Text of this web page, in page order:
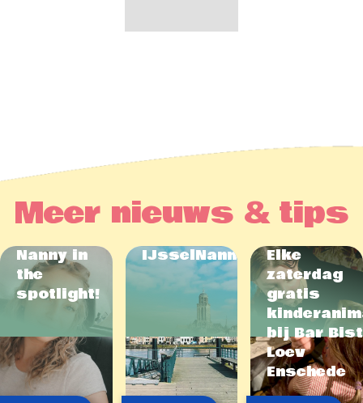
Meer nieuws & tips
Nanny in
the
spotlight!
IJsselNanniesElke
zaterdag
gratis
bij Bar
Loev
Enschede